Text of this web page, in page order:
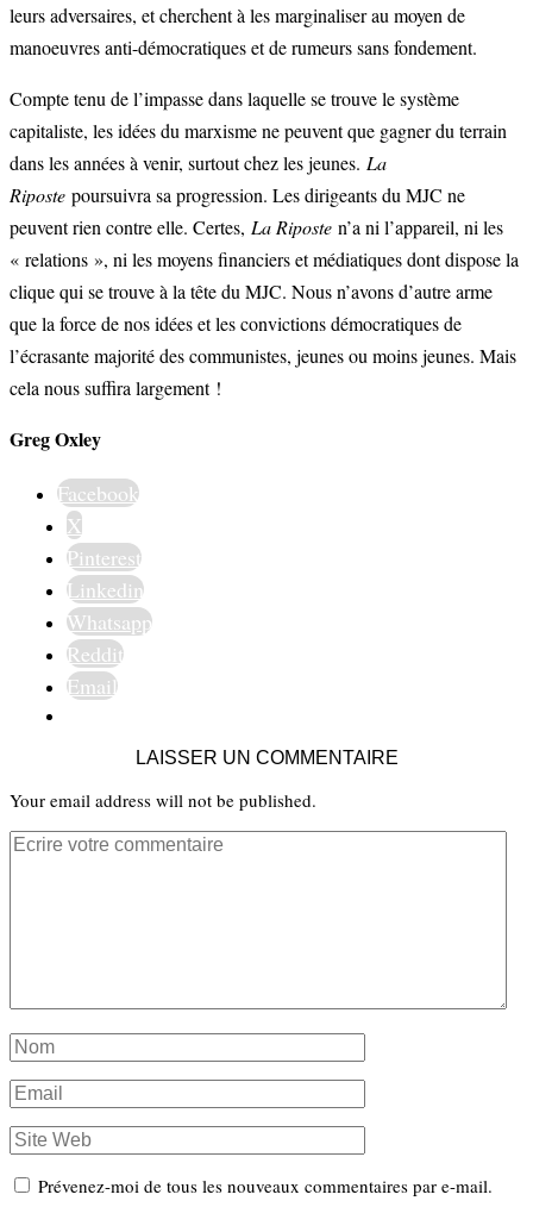
leurs adversaires, et cherchent à les marginaliser au moyen de
manoeuvres anti-démocratiques et de rumeurs sans fondement.
Compte tenu de l’impasse dans laquelle se trouve le système
capitaliste, les idées du marxisme ne peuvent que gagner du terrain
dans les années à venir, surtout chez les jeunes. La
Riposte poursuivra sa progression. Les dirigeants du MJC ne
peuvent rien contre elle. Certes, La Riposte n’a ni l’appareil, ni les
« relations », ni les moyens financiers et médiatiques dont dispose la
clique qui se trouve à la tête du MJC. Nous n’avons d’autre arme
que la force de nos idées et les convictions démocratiques de
l’écrasante majorité des communistes, jeunes ou moins jeunes. Mais
cela nous suffira largement !
Greg Oxley
Facebook
X
Pinterest
Linkedin
Whatsapp
Reddit
Email
LAISSER UN COMMENTAIRE
Your email address will not be published.
Prévenez-moi de tous les nouveaux commentaires par e-mail.